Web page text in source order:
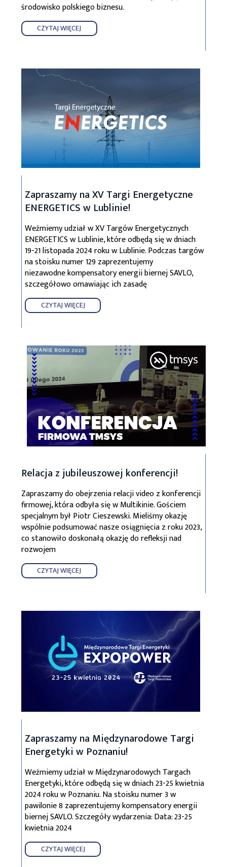
środowisko polskiego biznesu.
CZYTAJ WIĘCEJ
Zapraszamy na XV Targi Energetyczne
ENERGETICS w Lublinie!
Weźmiemy udział w XV Targów Energetycznych
ENERGETICS w Lublinie, które odbędą się w dniach
19-21 listopada 2024 roku w Lublinie. Podczas targów
na stoisku numer 129 zaprezentujemy
niezawodne kompensatory energii biernej SAVLO,
szczegółowo omawiając ich zasadę
CZYTAJ WIĘCEJ
Relacja z jubileuszowej konferencji!
Zapraszamy do obejrzenia relacji video z konferencji
firmowej, która odbyła się w Multikinie. Gościem
specjalnym był Piotr Cieszewski. Mieliśmy okazję
wspólnie podsumować nasze osiągnięcia z roku 2023,
co stanowiło doskonałą okazję do refleksji nad
rozwojem
CZYTAJ WIĘCEJ
Zapraszamy na Międzynarodowe Targi
Energetyki w Poznaniu!
Weźmiemy udział w Międzynarodowych Targach
Energetyki, które odbędą się w dniach 23-25 kwietnia
2024 roku w Poznaniu. Na stoisku numer 3 w
pawilonie 8 zaprezentujemy kompensatory energii
biernej SAVLO. Szczegóły wydarzenia: Data: 23-25
kwietnia 2024
CZYTAJ WIĘCEJ